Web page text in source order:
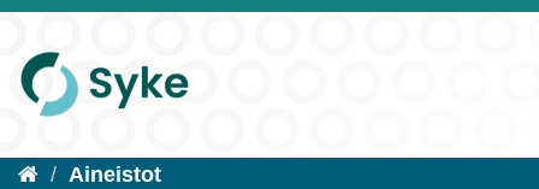
Aineistot